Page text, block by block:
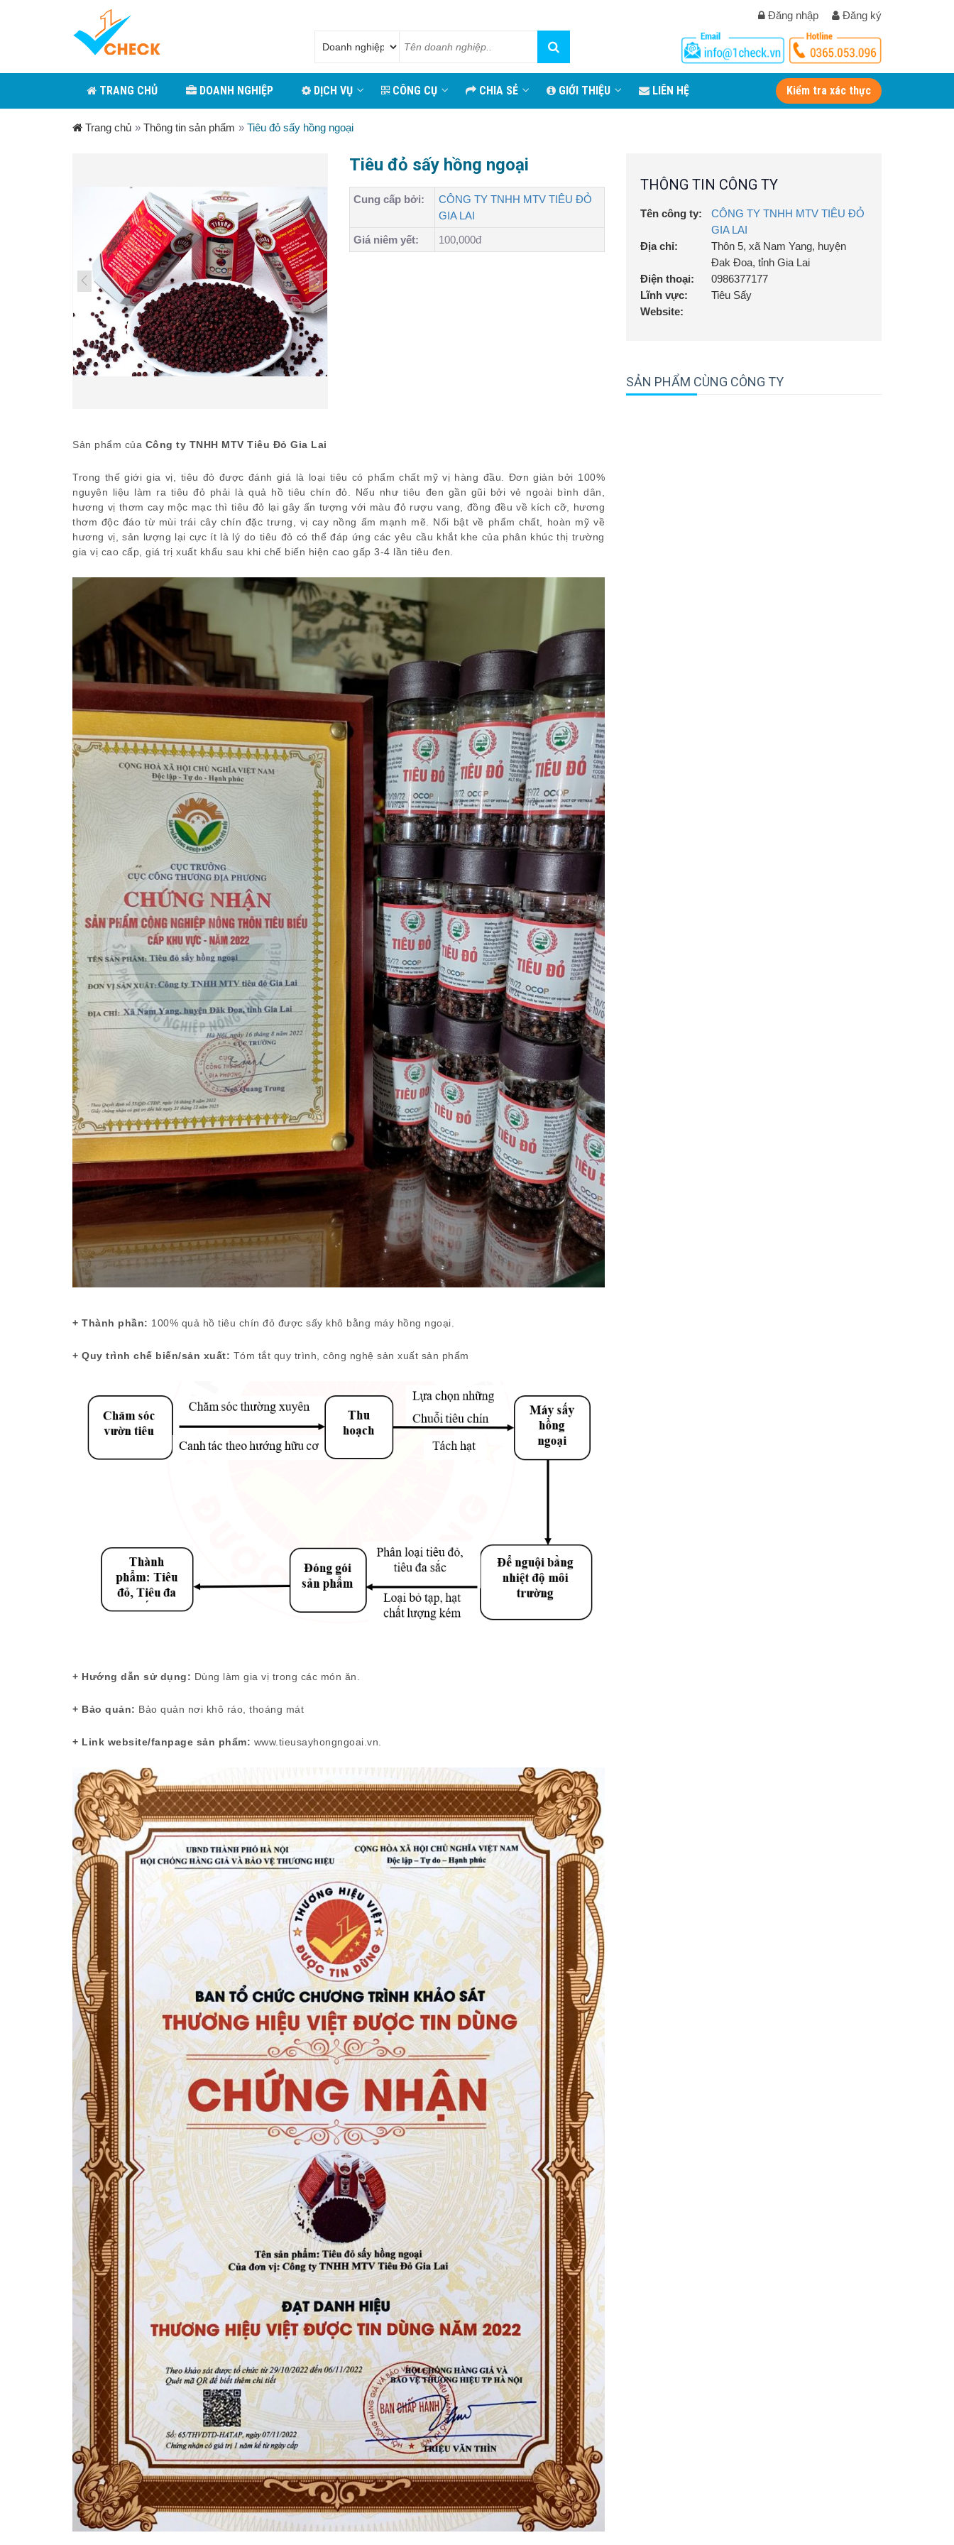
Đăng nhập Đăng ký
TRANG CHỦ DOANH NGHIỆP DỊCH VỤ CÔNG CỤ CHIA SẺ GIỚI THIỆU LIÊN HỆ Kiểm tra xác thực
Trang chủ » Thông tin sản phẩm » Tiêu đỏ sấy hồng ngoại
Tiêu đỏ sấy hồng ngoại
Cung cấp bởi:
CÔNG TY TNHH MTV TIÊU ĐỎ
GIA LAI
Giá niêm yết:
100,000đ
Sản phẩm của Công ty TNHH MTV Tiêu Đỏ Gia Lai
Trong thế giới gia vị, tiêu đỏ được đánh giá là loại tiêu có phẩm chất mỹ vị hàng đầu. Đơn giản bởi 100%
nguyên liệu làm ra tiêu đỏ phải là quả hồ tiêu chín đỏ. Nếu như tiêu đen gần gũi bởi vẻ ngoài bình dân,
hương vị thơm cay mộc mạc thì tiêu đỏ lại gây ấn tượng với màu đỏ rượu vang, đồng đều về kích cỡ, hương
thơm độc đáo từ mùi trái cây chín đặc trưng, vị cay nồng ấm mạnh mẽ. Nổi bật về phẩm chất, hoàn mỹ về
hương vị, sản lượng lại cực ít là lý do tiêu đỏ có thể đáp ứng các yêu cầu khắt khe của phân khúc thị trường
gia vị cao cấp, giá trị xuất khẩu sau khi chế biến hiện cao gấp 3-4 lần tiêu đen.
+ Thành phần: 100% quả hồ tiêu chín đỏ được sấy khô bằng máy hồng ngoại.
+ Quy trình chế biến/sản xuất: Tóm tắt quy trình, công nghệ sản xuất sản phẩm
+ Hướng dẫn sử dụng: Dùng làm gia vị trong các món ăn.
+ Bảo quản: Bảo quản nơi khô ráo, thoáng mát
+ Link website/fanpage sản phẩm: www.tieusayhongngoai.vn.
THÔNG TIN CÔNG TY
Tên công ty:
CÔNG TY TNHH MTV TIÊU ĐỎ
GIA LAI
Địa chỉ:
Thôn 5, xã Nam Yang, huyện
Đak Đoa, tỉnh Gia Lai
Điện thoại:
0986377177
Lĩnh vực:
Tiêu Sấy
Website:
SẢN PHẨM CÙNG CÔNG TY